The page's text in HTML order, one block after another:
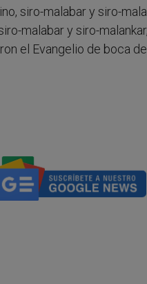
siro-malabar y siro-
malabar y siro-
el Evangelio de boca